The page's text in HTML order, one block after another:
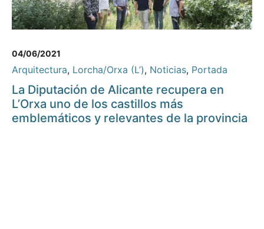
04/06/2021
Arquitectura, Lorcha/Orxa (L’), Noticias, Portada
La Diputación de Alicante recupera en
L’Orxa uno de los castillos más
emblemáticos y relevantes de la provincia